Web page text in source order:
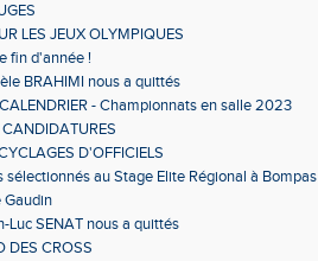
LES JEUX OLYMPIQUES
fin d'année !
BRAHIMI nous a quittés
- Championnats en salle 2023
D'OFFICIELS
sélectionnés au Stage Elite Régional à Bompas
Gaudin
Luc SENAT nous a quittés
DES CROSS